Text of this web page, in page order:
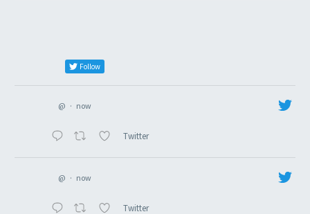
Follow
@ · now
Twitter
@ · now
Twitter